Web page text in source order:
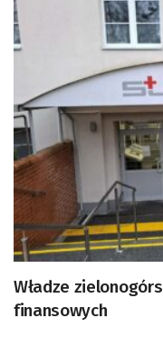
Władze
finansowych